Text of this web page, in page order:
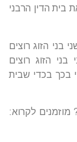
הדין הרבני
בני הזוג רוצים
הזוג רוצים
בכך בכדי שבית
מוזמנים לקרוא: